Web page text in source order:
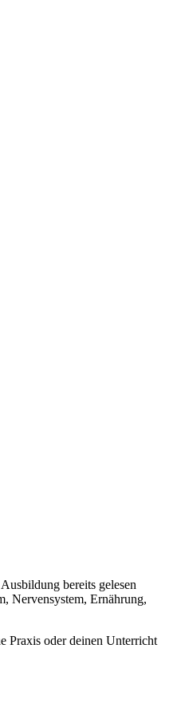
bereits gelesen
Nervensystem, Ernährung,
Praxis oder deinen Unterricht